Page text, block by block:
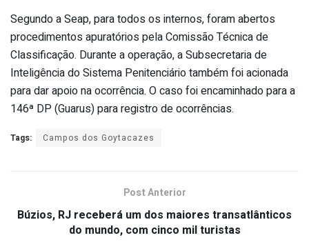
Segundo a Seap, para todos os internos, foram abertos
procedimentos apuratórios pela Comissão Técnica de
Classificação. Durante a operação, a Subsecretaria de
Inteligência do Sistema Penitenciário também foi acionada
para dar apoio na ocorrência. O caso foi encaminhado para a
146ª DP (Guarus) para registro de ocorrências.
Tags: Campos dos Goytacazes
Post Anterior
Búzios, RJ receberá um dos maiores transatlânticos
do mundo, com cinco mil turistas